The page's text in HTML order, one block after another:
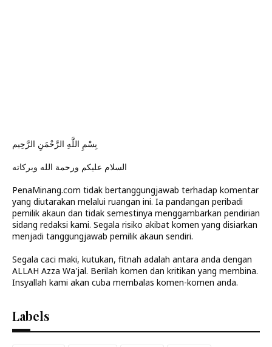
بِسْمِ اللَّهِ الرَّحْمَنِ الرَّحِيم
السلام عليكم ورحمة الله وبركاته
PenaMinang.com tidak bertanggungjawab terhadap komentar
yang diutarakan melalui ruangan ini. Ia pandangan peribadi
pemilik akaun dan tidak semestinya menggambarkan pendirian
sidang redaksi kami. Segala risiko akibat komen yang disiarkan
menjadi tanggungjawab pemilik akaun sendiri.
Segala caci maki, kutukan, fitnah adalah antara anda dengan
ALLAH Azza Wa'jal. Berilah komen dan kritikan yang membina.
Insyallah kami akan cuba membalas komen-komen anda.
Labels